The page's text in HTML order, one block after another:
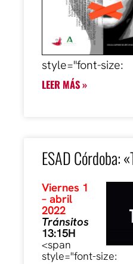
style="font-size:
LEER MÁS »
ESAD Córdoba:
Viernes 1
– abril
2022
Tránsitos
13:15H
<span
style="font-size: